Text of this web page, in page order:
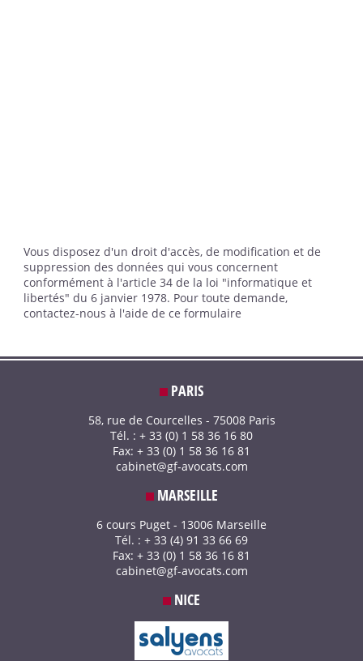
Vous disposez d'un droit d'accès, de modification et de
suppression des données qui vous concernent
conformément à l'article 34 de la loi "informatique et
libertés" du 6 janvier 1978. Pour toute demande,
contactez-nous à l'aide de ce formulaire
PARIS
58, rue de Courcelles - 75008 Paris
Tél. : + 33 (0) 1 58 36 16 80
Fax: + 33 (0) 1 58 36 16 81
cabinet@gf-avocats.com
MARSEILLE
6 cours Puget - 13006 Marseille
Tél. : + 33 (4) 91 33 66 69
Fax: + 33 (0) 1 58 36 16 81
cabinet@gf-avocats.com
NICE